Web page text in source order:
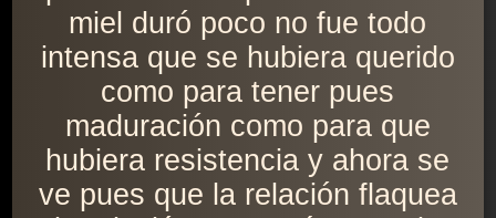
miel duró poco no fue todo
intensa que se hubiera querido
como para tener pues
maduración como para que
hubiera resistencia y ahora se
ve pues que la relación flaquea